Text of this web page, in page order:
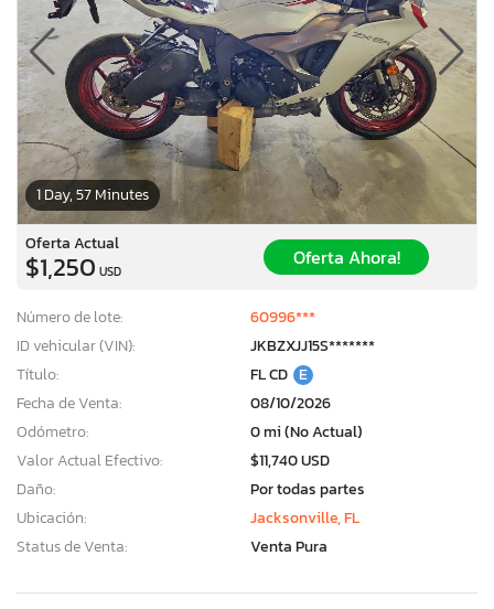
1 Day, 57 Minutes
Oferta Actual
$1,250 USD
Oferta Ahora!
Número de lote:
60996***
ID vehicular (VIN):
JKBZXJJ15S*******
Título:
FL CD E
Fecha de Venta:
08/10/2026
Odómetro:
0 mi (No Actual)
Valor Actual Efectivo:
$11,740 USD
Daño:
Por todas partes
Ubicación:
Jacksonville, FL
Status de Venta:
Venta Pura